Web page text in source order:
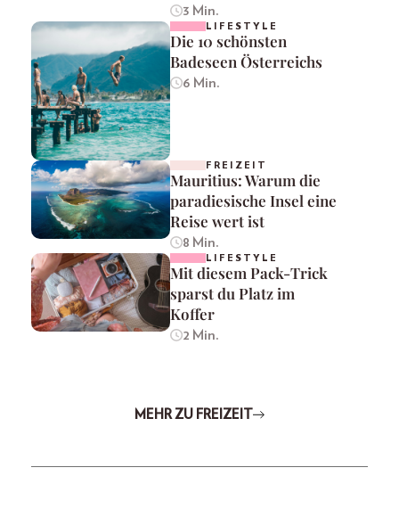
3 Min.
LIFESTYLE
Die 10 schönsten
Badeseen Österreichs
6 Min.
FREIZEIT
Mauritius: Warum die
paradiesische Insel eine
Reise wert ist
8 Min.
LIFESTYLE
Mit diesem Pack-Trick
sparst du Platz im
Koffer
2 Min.
MEHR ZU FREIZEIT